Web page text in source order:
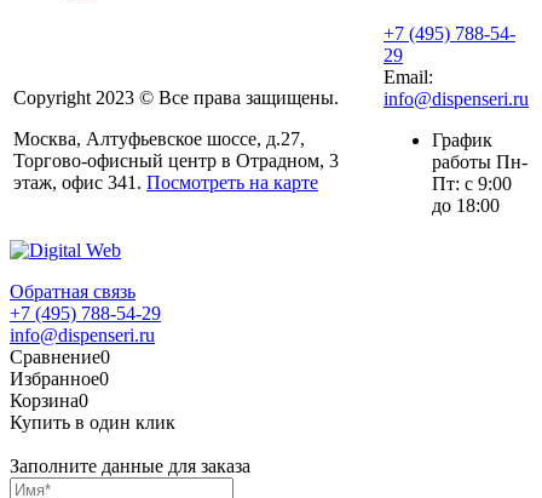
Copyright 2023 © Все права защищены.
Москва, Алтуфьевское шоссе, д.27,
Торгово-офисный центр в Отрадном, 3
этаж, офис 341. Посмотреть на карте
+7 (495) 788-54-
29
Email:
info@dispenseri.ru
График
работы Пн-
Пт: с 9:00
до 18:00
Обратная связь
+7 (495) 788-54-29
info@dispenseri.ru
Сравнение0
Избранное0
Корзина0
Купить в один клик
Заполните данные для заказа